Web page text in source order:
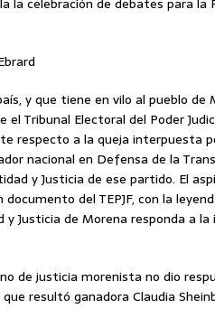
y que tiene en vilo al pueblo de
Tribunal Electoral del Poder
respecto a la queja interpuesta
nacional en Defensa de la
y Justicia de ese partido. El
del TEPJF, con la
Justicia de Morena responda a la
de justicia morenista no dio
resultó ganadora Claudia